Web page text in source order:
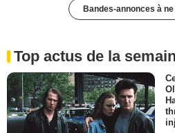
Bandes-annonces à
Top actus de la